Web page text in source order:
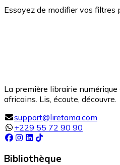
Essayez de modifier vos filtres
La première librairie numérique
africains. Lis, écoute, découvre.
support@liretama.com
+229 55 72 90 90
Bibliothèque